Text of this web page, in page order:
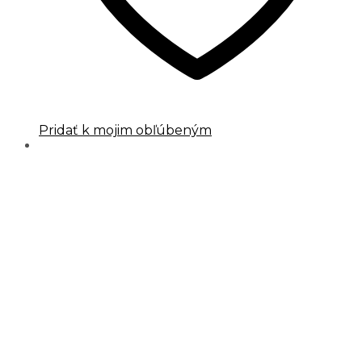
Pridať k mojim obľúbeným